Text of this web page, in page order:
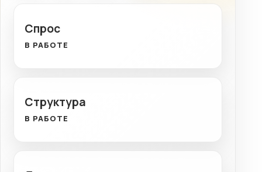
Спрос
В РАБОТЕ
Структура
В РАБОТЕ